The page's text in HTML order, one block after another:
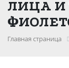
ЛИЦА И
Главная страница